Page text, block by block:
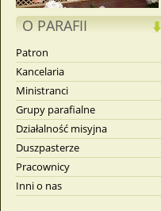
O PARAFII
Patron
Kancelaria
Ministranci
Grupy parafialne
Działalność misyjna
Duszpasterze
Pracownicy
Inni o nas